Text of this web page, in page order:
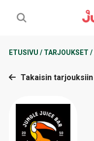
ETUSIVU / TARJOUKSET /
Takaisin tarjouksiin